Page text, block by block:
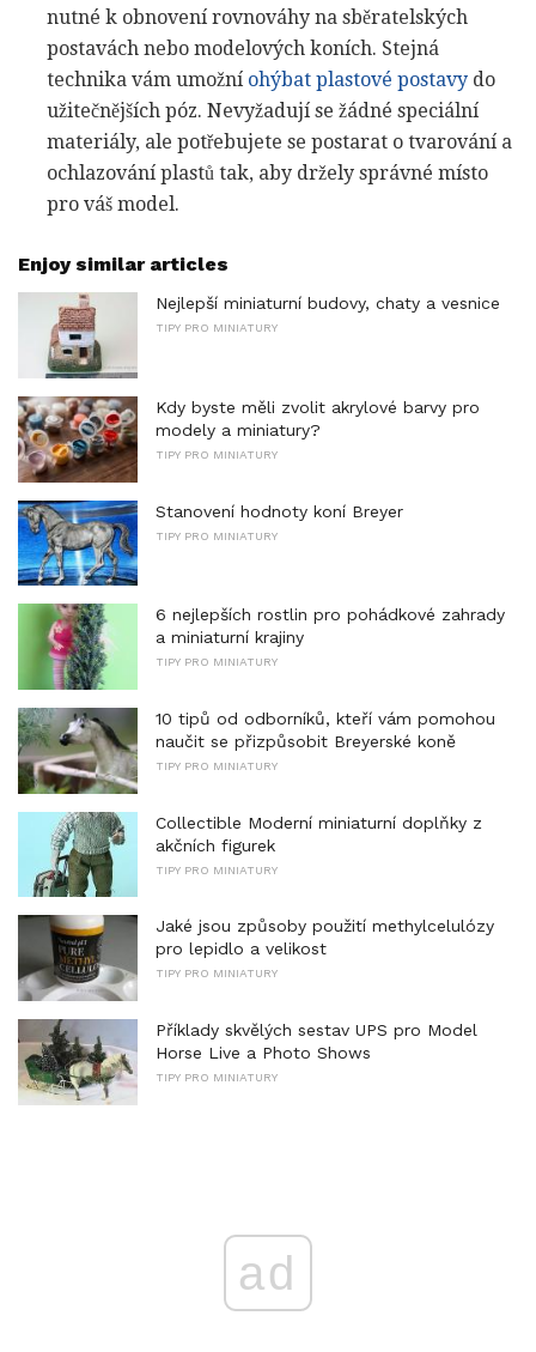
nutné k obnovení rovnováhy na sběratelských
postavách nebo modelových koních. Stejná
technika vám umožní ohýbat plastové postavy do
užitečnějších póz. Nevyžadují se žádné speciální
materiály, ale potřebujete se postarat o tvarování a
ochlazování plastů tak, aby držely správné místo
pro váš model.
Enjoy similar articles
Nejlepší miniaturní budovy, chaty a vesnice
TIPY PRO MINIATURY
Kdy byste měli zvolit akrylové barvy pro
modely a miniatury?
TIPY PRO MINIATURY
Stanovení hodnoty koní Breyer
TIPY PRO MINIATURY
6 nejlepších rostlin pro pohádkové zahrady
a miniaturní krajiny
TIPY PRO MINIATURY
10 tipů od odborníků, kteří vám pomohou
naučit se přizpůsobit Breyerské koně
TIPY PRO MINIATURY
Collectible Moderní miniaturní doplňky z
akčních figurek
TIPY PRO MINIATURY
Jaké jsou způsoby použití methylcelulózy
pro lepidlo a velikost
TIPY PRO MINIATURY
Příklady skvělých sestav UPS pro Model
Horse Live a Photo Shows
TIPY PRO MINIATURY
ad